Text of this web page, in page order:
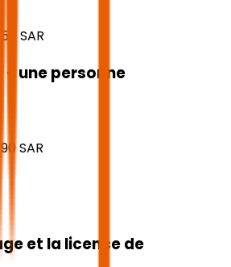
50 SAR
- une personne
90SAR
et la licence de